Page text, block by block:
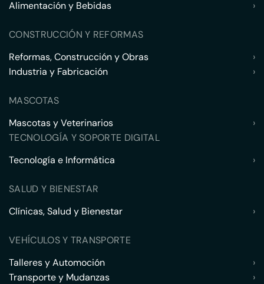
Alimentación y Bebidas
›
CONSTRUCCIÓN Y REFORMAS
Reformas, Construcción y Obras
›
Industria y Fabricación
›
MASCOTAS
Mascotas y Veterinarios
›
TECNOLOGÍA Y SOPORTE DIGITAL
Tecnología e Informática
›
SALUD Y BIENESTAR
Clínicas, Salud y Bienestar
›
VEHÍCULOS Y TRANSPORTE
Talleres y Automoción
›
Transporte y Mudanzas
›